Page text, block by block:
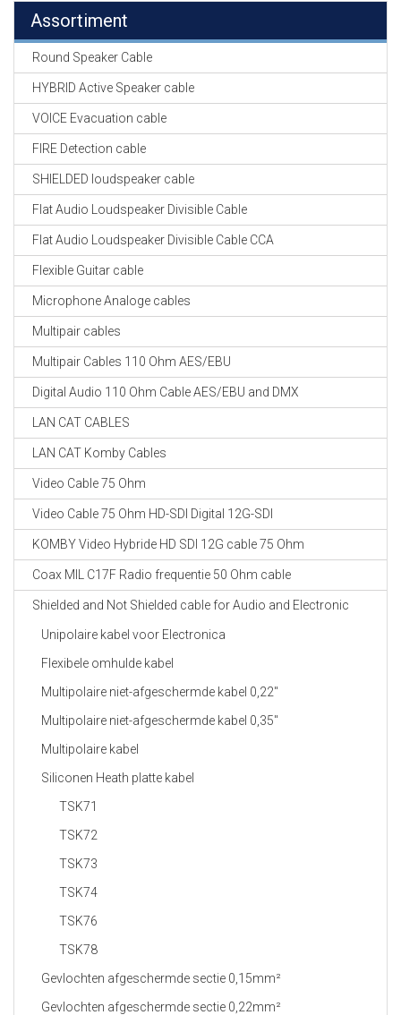
Assortiment
Round Speaker Cable
HYBRID Active Speaker cable
VOICE Evacuation cable
FIRE Detection cable
SHIELDED loudspeaker cable
Flat Audio Loudspeaker Divisible Cable
Flat Audio Loudspeaker Divisible Cable CCA
Flexible Guitar cable
Microphone Analoge cables
Multipair cables
Multipair Cables 110 Ohm AES/EBU
Digital Audio 110 Ohm Cable AES/EBU and DMX
LAN CAT CABLES
LAN CAT Komby Cables
Video Cable 75 Ohm
Video Cable 75 Ohm HD-SDI Digital 12G-SDI
KOMBY Video Hybride HD SDI 12G cable 75 Ohm
Coax MIL C17F Radio frequentie 50 Ohm cable
Shielded and Not Shielded cable for Audio and Electronic
Unipolaire kabel voor Electronica
Flexibele omhulde kabel
Multipolaire niet-afgeschermde kabel 0,22"
Multipolaire niet-afgeschermde kabel 0,35"
Multipolaire kabel
Siliconen Heath platte kabel
TSK71
TSK72
TSK73
TSK74
TSK76
TSK78
Gevlochten afgeschermde sectie 0,15mm²
Gevlochten afgeschermde sectie 0,22mm²